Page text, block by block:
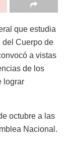
que estudia
del Cuerpo de
a vistas
de los
lograr
octubre a las
Nacional.